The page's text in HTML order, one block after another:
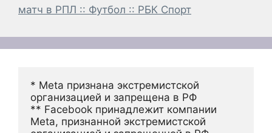
матч в РПЛ :: Футбол :: РБК Спорт
* Meta признана экстремистской
организацией и запрещена в РФ
** Facebook принадлежит компании
Meta, признанной экстремистской